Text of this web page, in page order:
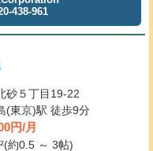
438-961
砂５丁目19-22
(東京)駅 徒歩9分
円/月
約0.5 ～ 3帖)